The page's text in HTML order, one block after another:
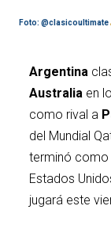
Foto: @clasicoultimate
Argentina
Australia en
como rival a
del Mundial
terminó como
Estados
jugará este